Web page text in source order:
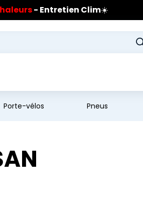
- Entretien Clim☀️
pneus Bridgestone
:réflexe sécurité🔥
sur les pneus Bridgestone
Porte-vélos Pneus